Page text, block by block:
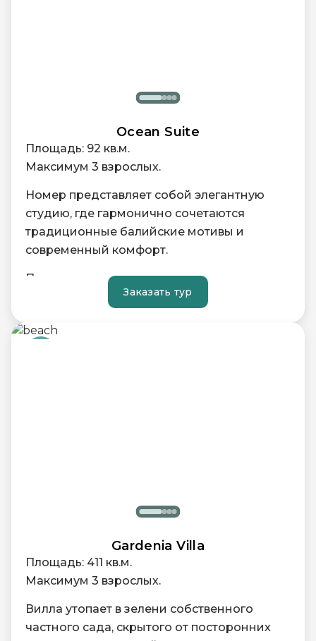
Ocean Suite
Площадь: 92 кв.м.
Максимум 3 взрослых.
Номер представляет собой элегантную
студию, где гармонично сочетаются
традиционные балийские мотивы и
современный комфорт.
Просторная гостиная зона идеально
подходит для расслабленного отдыха
собственном балконе, можно насладиться
Заказать тур
Gardenia Villa
Площадь: 411 кв.м.
Максимум 3 взрослых.
Вилла утопает в зелени собственного
частного сада, скрытого от посторонних